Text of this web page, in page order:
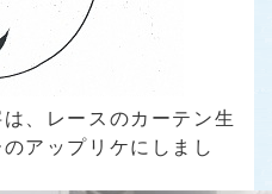
、レースのカーテン生
アップリケにしまし